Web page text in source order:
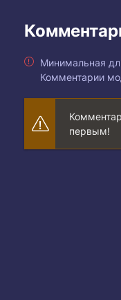
Минимальная
Комментарии
первым!